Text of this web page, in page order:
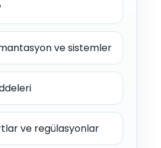
ve sistemler
ve regülasyonlar